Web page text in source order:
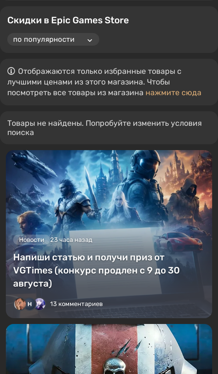
Скидки в Epic Games Store
Отображаются только избранные товары с
лучшими ценами из этого магазина. Чтобы
посмотреть все товары из магазина нажмите сюда
Товары не найдены. Попробуйте изменить условия
поиска
Новости 23 часа назад
Напиши статью и получи приз от
VGTimes (конкурс продлен с 9 до 30
августа)
13 комментариев